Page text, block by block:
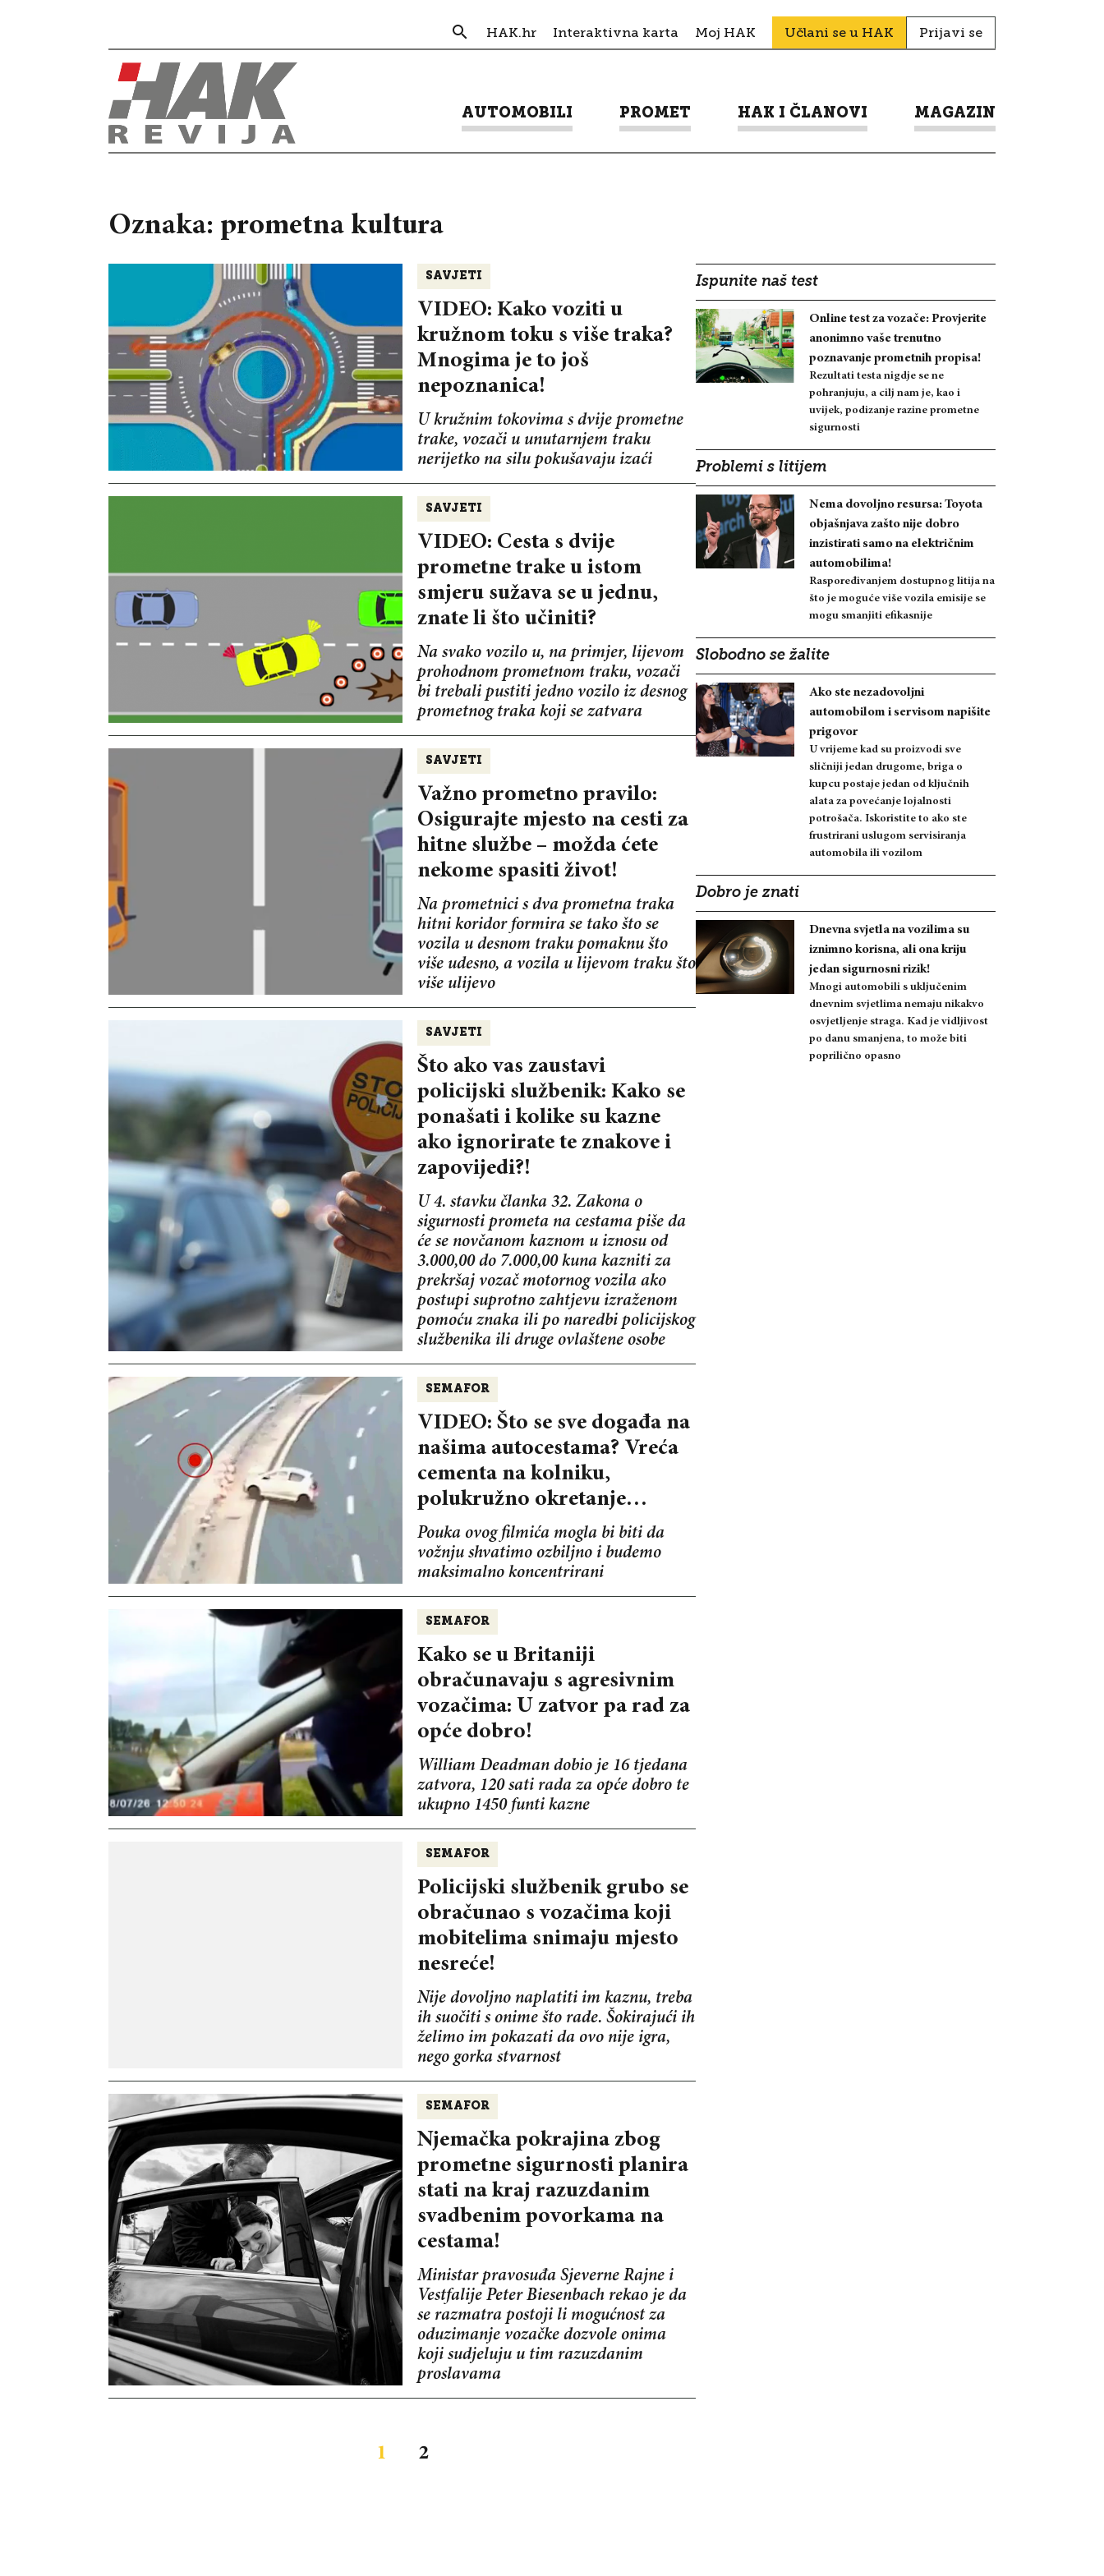
HAK.hr Interaktivna karta Moj HAK Učlani se u HAK Prijavi se
AUTOMOBILI PROMET HAK I ČLANOVI MAGAZIN
Oznaka: prometna kultura
SAVJETI
VIDEO: Kako voziti u
kružnom toku s više traka?
Mnogima je to još
nepoznanica!
U kružnim tokovima s dvije prometne
trake, vozači u unutarnjem traku
nerijetko na silu pokušavaju izaći
SAVJETI
VIDEO: Cesta s dvije
prometne trake u istom
smjeru sužava se u jednu,
znate li što učiniti?
Na svako vozilo u, na primjer, lijevom
prohodnom prometnom traku, vozači
bi trebali pustiti jedno vozilo iz desnog
prometnog traka koji se zatvara
SAVJETI
Važno prometno pravilo:
Osigurajte mjesto na cesti za
hitne službe – možda ćete
nekome spasiti život!
Na prometnici s dva prometna traka
hitni koridor formira se tako što se
vozila u desnom traku pomaknu što
više udesno, a vozila u lijevom traku što
više ulijevo
SAVJETI
Što ako vas zaustavi
policijski službenik: Kako se
ponašati i kolike su kazne
ako ignorirate te znakove i
zapovijedi?!
U 4. stavku članka 32. Zakona o
sigurnosti prometa na cestama piše da
će se novčanom kaznom u iznosu od
3.000,00 do 7.000,00 kuna kazniti za
prekršaj vozač motornog vozila ako
postupi suprotno zahtjevu izraženom
pomoću znaka ili po naredbi policijskog
službenika ili druge ovlaštene osobe
SEMAFOR
VIDEO: Što se sve događa na
našima autocestama? Vreća
cementa na kolniku,
polukružno okretanje…
Pouka ovog filmića mogla bi biti da
vožnju shvatimo ozbiljno i budemo
maksimalno koncentrirani
SEMAFOR
Kako se u Britaniji
obračunavaju s agresivnim
vozačima: U zatvor pa rad za
opće dobro!
William Deadman dobio je 16 tjedana
zatvora, 120 sati rada za opće dobro te
ukupno 1450 funti kazne
SEMAFOR
Policijski službenik grubo se
obračunao s vozačima koji
mobitelima snimaju mjesto
nesreće!
Nije dovoljno naplatiti im kaznu, treba
ih suočiti s onime što rade. Šokirajući ih
želimo im pokazati da ovo nije igra,
nego gorka stvarnost
SEMAFOR
Njemačka pokrajina zbog
prometne sigurnosti planira
stati na kraj razuzdanim
svadbenim povorkama na
cestama!
Ministar pravosuđa Sjeverne Rajne i
Vestfalije Peter Biesenbach rekao je da
se razmatra postoji li mogućnost za
oduzimanje vozačke dozvole onima
koji sudjeluju u tim razuzdanim
proslavama
1 2
Ispunite naš test
Online test za vozače: Provjerite
anonimno vaše trenutno
poznavanje prometnih propisa!
Rezultati testa nigdje se ne
pohranjuju, a cilj nam je, kao i
uvijek, podizanje razine prometne
sigurnosti
Problemi s litijem
Nema dovoljno resursa: Toyota
objašnjava zašto nije dobro
inzistirati samo na električnim
automobilima!
Raspoređivanjem dostupnog litija na
što je moguće više vozila emisije se
mogu smanjiti efikasnije
Slobodno se žalite
Ako ste nezadovoljni
automobilom i servisom napišite
prigovor
U vrijeme kad su proizvodi sve
sličniji jedan drugome, briga o
kupcu postaje jedan od ključnih
alata za povećanje lojalnosti
potrošača. Iskoristite to ako ste
frustrirani uslugom servisiranja
automobila ili vozilom
Dobro je znati
Dnevna svjetla na vozilima su
iznimno korisna, ali ona kriju
jedan sigurnosni rizik!
Mnogi automobili s uključenim
dnevnim svjetlima nemaju nikakvo
osvjetljenje straga. Kad je vidljivost
po danu smanjena, to može biti
poprilično opasno